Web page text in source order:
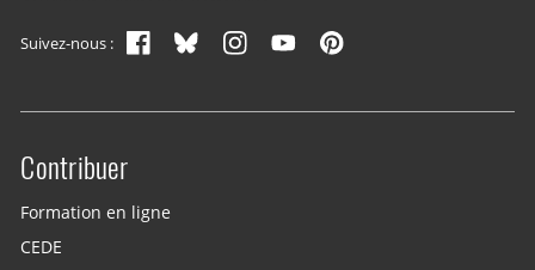
Suivez-nous :
Site menu
Contribuer
Formation en ligne
CEDE